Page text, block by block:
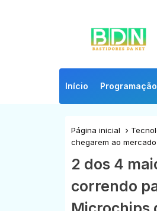
Início
Página inicial
chegarem ao
2 dos 4
correndo